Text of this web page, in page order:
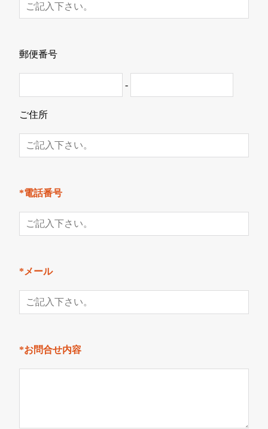
郵便番号
-
ご住所
*電話番号
*メール
*お問合せ内容